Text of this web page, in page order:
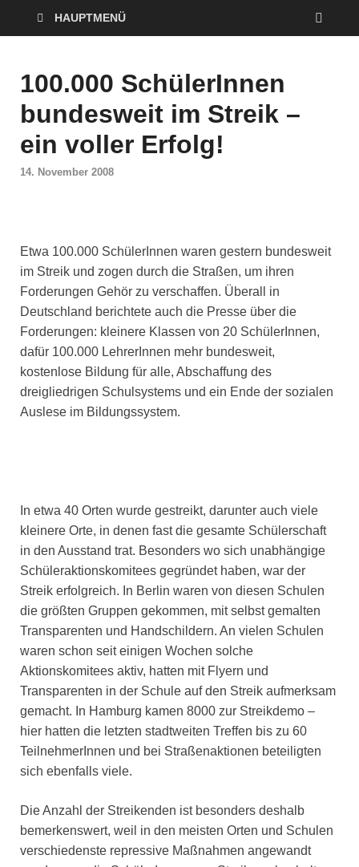
HAUPTMENÜ
100.000 SchülerInnen
bundesweit im Streik –
ein voller Erfolg!
14. November 2008
Etwa 100.000 SchülerInnen waren gestern bundesweit
im Streik und zogen durch die Straßen, um ihren
Forderungen Gehör zu verschaffen. Überall in
Deutschland berichtete auch die Presse über die
Forderungen: kleinere Klassen von 20 SchülerInnen,
dafür 100.000 LehrerInnen mehr bundesweit,
kostenlose Bildung für alle, Abschaffung des
dreigliedrigen Schulsystems und ein Ende der sozialen
Auslese im Bildungssystem.
In etwa 40 Orten wurde gestreikt, darunter auch viele
kleinere Orte, in denen fast die gesamte Schülerschaft
in den Ausstand trat. Besonders wo sich unabhängige
Schüleraktionskomitees gegründet haben, war der
Streik erfolgreich. In Berlin waren von diesen Schulen
die größten Gruppen gekommen, mit selbst gemalten
Transparenten und Handschildern. An vielen Schulen
waren schon seit einigen Wochen solche
Aktionskomitees aktiv, hatten mit Flyern und
Transparenten in der Schule auf den Streik aufmerksam
gemacht. In Hamburg kamen 8000 zur Streikdemo –
hier hatten die letzten stadtweiten Treffen bis zu 60
TeilnehmerInnen und bei Straßenaktionen beteiligten
sich ebenfalls viele.
Die Anzahl der Streikenden ist besonders deshalb
bemerkenswert, weil in den meisten Orten und Schulen
verschiedenste repressive Maßnahmen angewandt